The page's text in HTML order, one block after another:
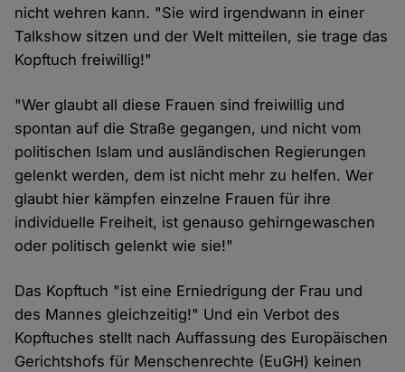
nicht wehren kann. "Sie wird irgendwann in einer
Talkshow sitzen und der Welt mitteilen, sie trage das
Kopftuch freiwillig!"
"Wer glaubt all diese Frauen sind freiwillig und
spontan auf die Straße gegangen, und nicht vom
politischen Islam und ausländischen Regierungen
gelenkt werden, dem ist nicht mehr zu helfen. Wer
glaubt hier kämpfen einzelne Frauen für ihre
individuelle Freiheit, ist genauso gehirngewaschen
oder politisch gelenkt wie sie!"
Das Kopftuch "ist eine Erniedrigung der Frau und
des Mannes gleichzeitig!" Und ein Verbot des
Kopftuches stellt nach Auffassung des Europäischen
Gerichtshofs für Menschenrechte (EuGH) keinen